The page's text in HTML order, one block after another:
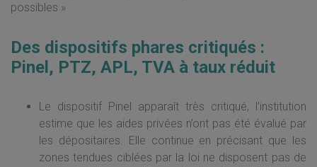
possibles »
Des dispositifs phares critiqués :
Pinel, PTZ, APL, TVA à taux réduit
Le dispositif Pinel apparaît très critiqué, l’institution
estime que les aides privées n’ont pas été évalué par
les dépositaires. Elle continue en précisant que les
zones tendues ciblées par la loi ne disposent pas de